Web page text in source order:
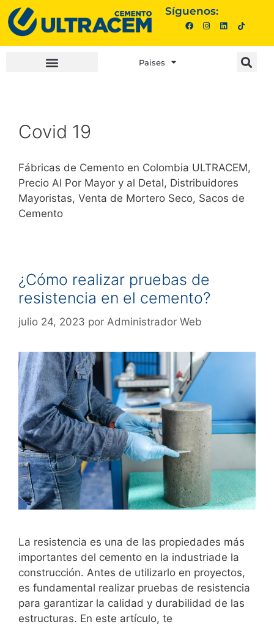
Síguenos:
Paises
Covid 19
Fábricas de Cemento en Colombia ULTRACEM,
Precio Al Por Mayor y al Detal, Distribuidores
Mayoristas, Venta de Mortero Seco, Sacos de
Cemento
¿Cómo realizar pruebas de
resistencia en el cemento?
julio 24, 2023 por Administrador Web
La resistencia es una de las propiedades más
importantes del cemento en la industriade la
construcción. Antes de utilizarlo en proyectos,
es fundamental realizar pruebas de resistencia
para garantizar la calidad y durabilidad de las
estructuras. En este artículo, te